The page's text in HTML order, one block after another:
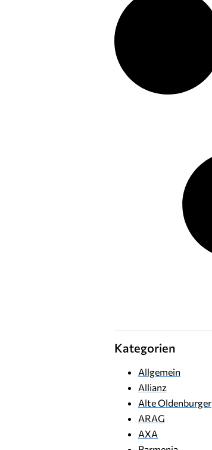
Kategorien
Allgemein
Allianz
Alte Oldenburger
ARAG
AXA